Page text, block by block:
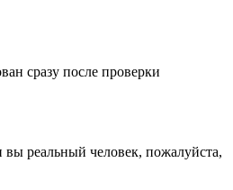
сразу после проверки
реальный человек, пожалуйста,